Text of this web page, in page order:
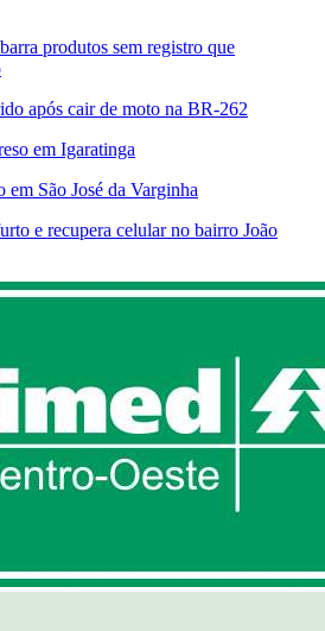
produtos sem registro que
após cair de moto na BR-262
em Igaratinga
em São José da Varginha
e recupera celular no bairro João